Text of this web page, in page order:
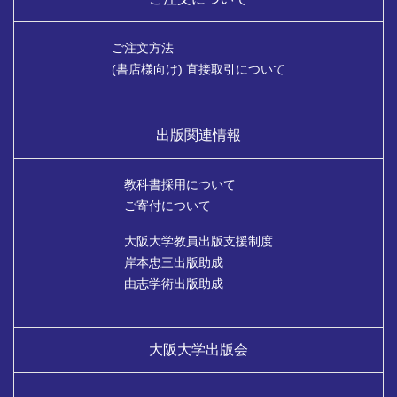
ご注文方法
(書店様向け) 直接取引について
出版関連情報
教科書採用について
ご寄付について
大阪大学教員出版支援制度
岸本忠三出版助成
由志学術出版助成
大阪大学出版会